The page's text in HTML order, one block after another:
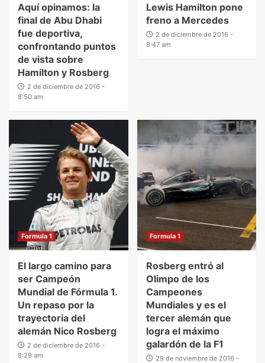
Aquí opinamos: la
final de Abu Dhabi
fue deportiva,
confrontando puntos
de vista sobre
Hamilton y Rosberg
2 de diciembre de 2016 -
8:50 am
Lewis Hamilton pone
freno a Mercedes
2 de diciembre de 2016 -
8:47 am
Formula 1
El largo camino para
ser Campeón
Mundial de Fórmula 1.
Un repaso por la
trayectoria del
alemán Nico Rosberg
2 de diciembre de 2016 -
8:29 am
Formula 1
Rosberg entró al
Olimpo de los
Campeones
Mundiales y es el
tercer alemán que
logra el máximo
galardón de la F1
29 de noviembre de 2016 -